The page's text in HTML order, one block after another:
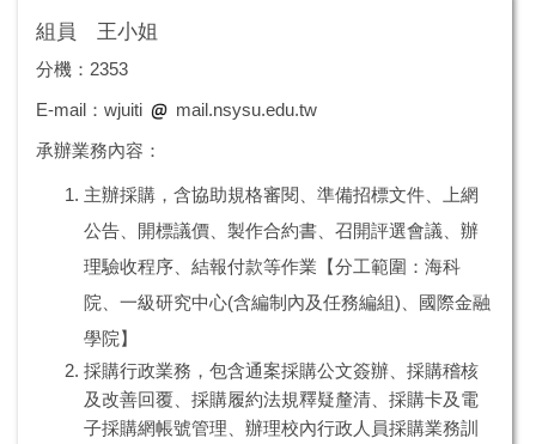
組員 王小姐
分機：2353
E-mail：wjuiti
mail.nsysu.edu.tw
承辦業務內容：
主辦採購，含協助規格審閱、準備招標文件、上網
公告、開標議價、製作合約書、召開評選會議、辦
理驗收程序、結報付款等作業【分工範圍：海科
院、一級研究中心(含編制內及任務編組)、國際金融
學院】
採購行政業務，包含通案採購公文簽辦、採購稽核
及改善回覆、採購履約法規釋疑釐清、採購卡及電
子採購網帳號管理、辦理校內行政人員採購業務訓